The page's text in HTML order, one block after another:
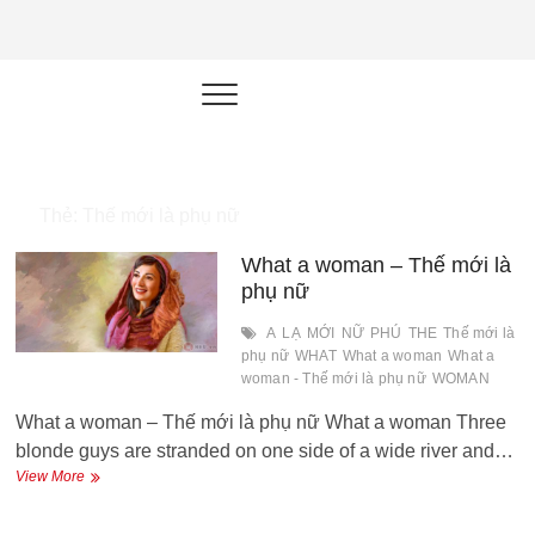
nhân trong
thời đại AI
What a woman – Thế mới là
phụ nữ
A LẠ MỚI NỮ PHÚ THE Thế mới là
phụ nữ WHAT What a woman What a
woman - Thế mới là phụ nữ WOMAN
What a woman – Thế mới là phụ nữ What a woman Three
blonde guys are stranded on one side of a wide river and…
View MoreWhat